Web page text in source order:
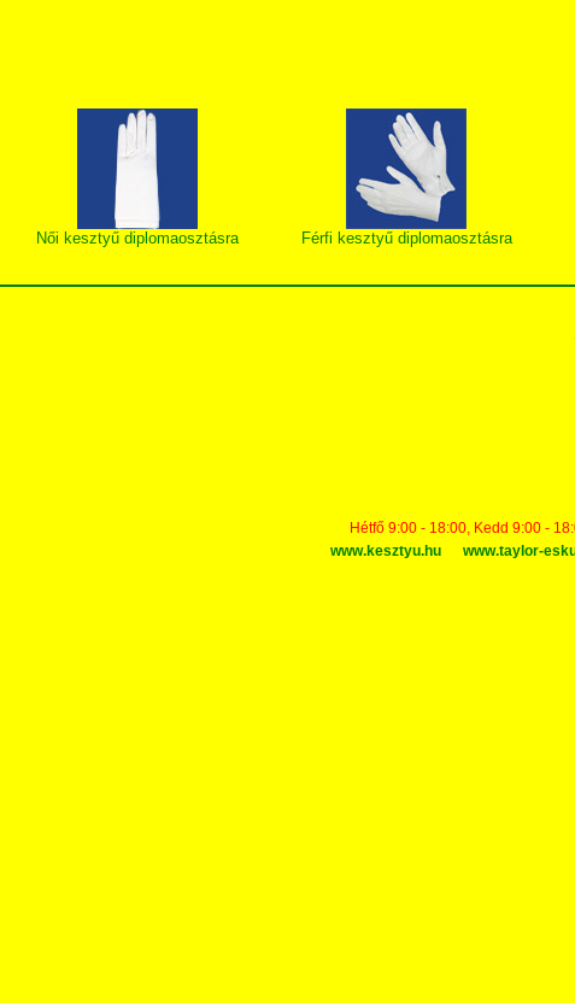
Női kesztyű diplomaosztásra Férfi kesztyű diplomaosztásra
Hétfő 9:00 - 18:00, Kedd 9:00 -
www.kesztyu.hu
www.taylor-